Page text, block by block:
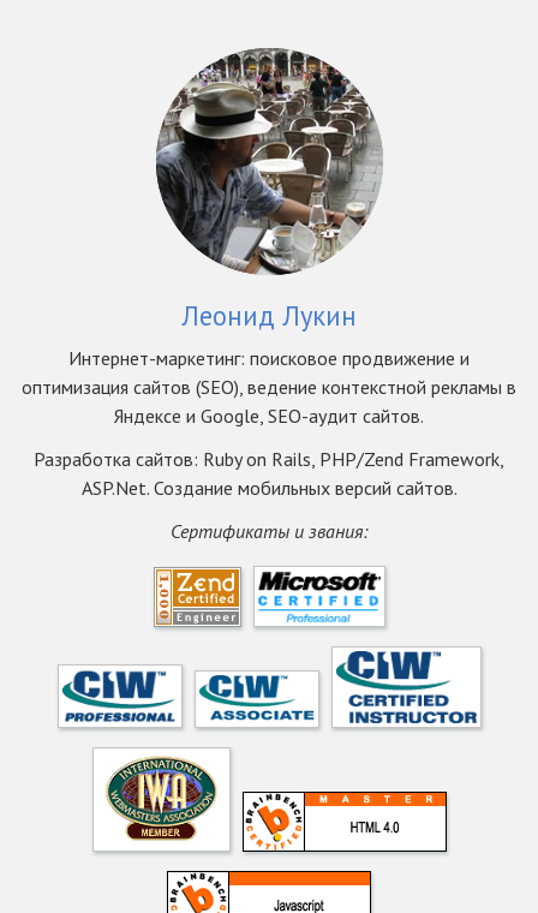
Леонид Лукин
Интернет-маркетинг: поисковое продвижение и
оптимизация сайтов (SEO), ведение контекстной рекламы в
Яндексе и Google, SEO-аудит сайтов.
Разработка сайтов: Ruby on Rails, PHP/Zend Framework,
ASP.Net. Создание мобильных версий сайтов.
Сертификаты и звания: